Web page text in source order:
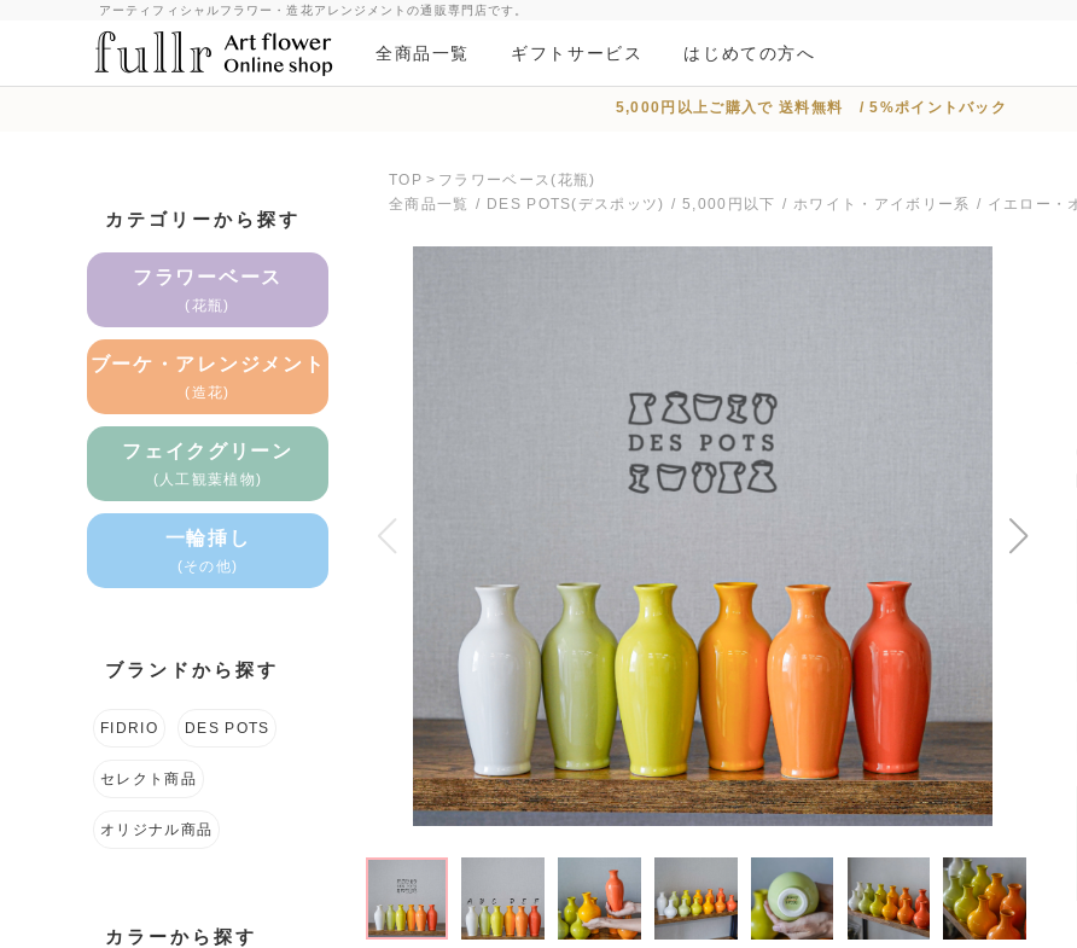
アーティフィシャルフラワー・造花アレンジメントの通販専門店です。
全商品一覧 ギフトサービス はじめての方へ
5,000円以上ご購入で 送料無料 / 5%ポイントバック
TOP > フラワーベース(花瓶)
全商品一覧
DES POTS(デスポッツ) 5,000円以下 ホワイト・アイボリー系 イエロー・
カテゴリーから探す
フラワーベース
(花瓶)
ブーケ・アレンジメント
(造花)
フェイクグリーン
(人工観葉植物)
一輪挿し
(その他)
ブランドから探す
FIDRIO DES POTS
セレクト商品
オリジナル商品
カラーから探す